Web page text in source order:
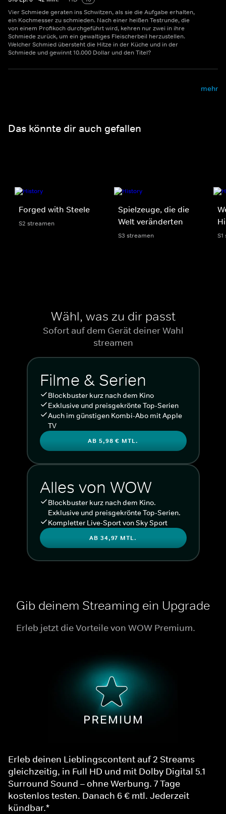
Vier Schmiede geraten ins Schwitzen, als sie die Aufgabe erhalten,
ein Kochmesser zu schmieden. Nach einer heißen Testrunde, die
von einem Profikoch durchgeführt wird, kehren nur zwei in ihre
Schmiede zurück, um ein gewaltiges Fleischerbeil herzustellen.
Welcher Schmied übersteht die Hitze in der Küche und in der
Schmiede und gewinnt 10.000 Dollar und den Titel?
mehr
Das könnte dir auch gefallen
Forged with Steele
S2 streamen
Spielzeuge, die die
Welt veränderten
S3 streamen
Wähl, was zu dir passt
Sofort auf dem Gerät deiner Wahl
streamen
Filme & Serien
Blockbuster kurz nach dem Kino
Exklusive und preisgekrönte Top-Serien
Auch im günstigen Kombi-Abo mit Apple
TV
AB 5,98 € MTL.
Alles von WOW
Blockbuster kurz nach dem Kino.
Exklusive und preisgekrönte Top-Serien.
Kompletter Live-Sport von Sky Sport
AB 34,97 MTL.
Gib deinem Streaming ein Upgrade
Erleb jetzt die Vorteile von WOW Premium.
Erleb deinen Lieblingscontent auf 2 Streams
gleichzeitig, in Full HD und mit Dolby Digital 5.1
Surround Sound – ohne Werbung. 7 Tage
kostenlos testen. Danach 6 € mtl. Jederzeit
kündbar.*